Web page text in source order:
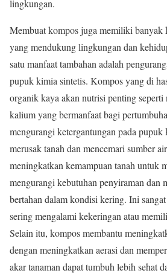
lingkungan.
Membuat kompos juga memiliki banyak
yang mendukung lingkungan dan
satu manfaat tambahan adalah
pupuk kimia sintetis. Kompos yang di
organik kaya akan nutrisi penting seperti
kalium yang bermanfaat bagi
mengurangi ketergantungan pada
merusak tanah dan mencemari sumber
meningkatkan kemampuan tanah untuk
mengurangi kebutuhan penyiraman dan
bertahan dalam kondisi kering. Ini
sering mengalami kekeringan atau
Selain itu, kompos membantu
dengan meningkatkan aerasi dan
akar tanaman dapat tumbuh lebih sehat